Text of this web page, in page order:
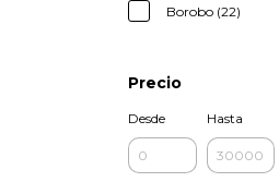
Borobo (22)
Precio
Desde Hasta